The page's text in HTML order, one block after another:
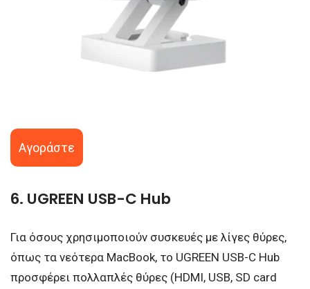
Αγοράστε
6. UGREEN USB-C Hub
Για όσους χρησιμοποιούν συσκευές με λίγες θύρες,
όπως τα νεότερα MacBook, το UGREEN USB-C Hub
προσφέρει πολλαπλές θύρες (HDMI, USB, SD card